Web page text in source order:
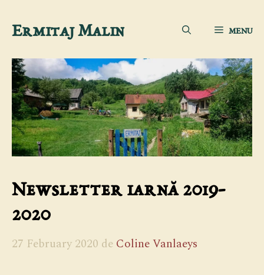
Sari
conținut
Ermitaj Malin MENU
Newsletter iarnă 2019-
2020
27 February 2020 de Coline Vanlaeys